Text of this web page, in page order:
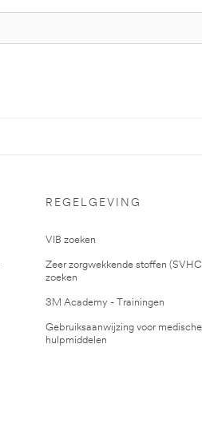
REGELGEVING
VIB zoeken
Zeer zorgwekkende stoffen
zoeken
3M Academy - Trainingen
Gebruiksaanwijzing voor medische
hulpmiddelen